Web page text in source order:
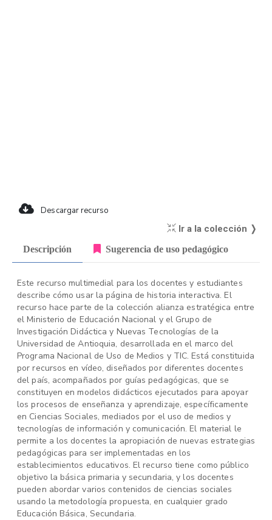
Descargar recurso
Ir a la colección ❭
Descripción Sugerencia de uso pedagógico
Este recurso multimedial para los docentes y estudiantes
describe cómo usar la página de historia interactiva. El
recurso hace parte de la colección alianza estratégica entre
el Ministerio de Educación Nacional y el Grupo de
Investigación Didáctica y Nuevas Tecnologías de la
Universidad de Antioquia, desarrollada en el marco del
Programa Nacional de Uso de Medios y TIC. Está constituida
por recursos en vídeo, diseñados por diferentes docentes
del país, acompañados por guías pedagógicas, que se
constituyen en modelos didácticos ejecutados para apoyar
los procesos de enseñanza y aprendizaje, específicamente
en Ciencias Sociales, mediados por el uso de medios y
tecnologías de información y comunicación. El material le
permite a los docentes la apropiación de nuevas estrategias
pedagógicas para ser implementadas en los
establecimientos educativos. El recurso tiene como público
objetivo la básica primaria y secundaria, y los docentes
pueden abordar varios contenidos de ciencias sociales
usando la metodología propuesta, en cualquier grado
Educación Básica, Secundaria.